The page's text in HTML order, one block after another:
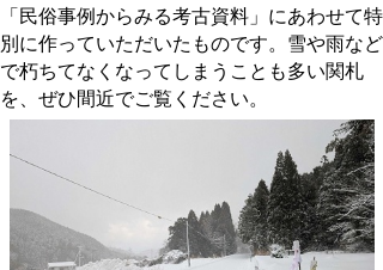
「民俗事例からみる考古資料」にあわせて特
別に作っていただいたものです。雪や雨など
で朽ちてなくなってしまうことも多い関札
を、ぜひ間近でご覧ください。